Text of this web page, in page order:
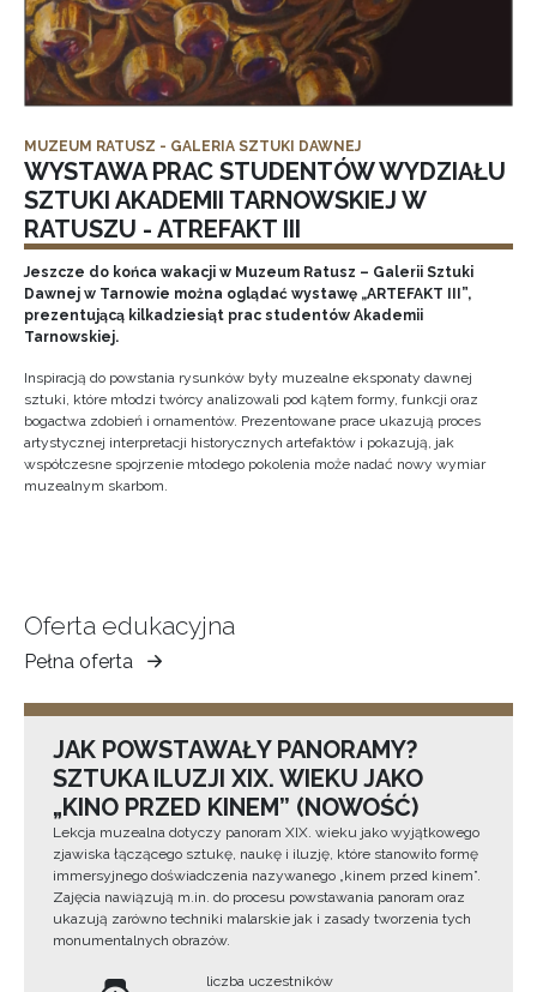
MUZEUM RATUSZ - GALERIA SZTUKI DAWNEJ
WYSTAWA PRAC STUDENTÓW WYDZIAŁU
SZTUKI AKADEMII TARNOWSKIEJ W
RATUSZU - ATREFAKT III
Jeszcze do końca wakacji w Muzeum Ratusz – Galerii Sztuki
Dawnej w Tarnowie można oglądać wystawę „ARTEFAKT III”,
prezentującą kilkadziesiąt prac studentów Akademii
Tarnowskiej.
Inspiracją do powstania rysunków były muzealne eksponaty dawnej
sztuki, które młodzi twórcy analizowali pod kątem formy, funkcji oraz
bogactwa zdobień i ornamentów. Prezentowane prace ukazują proces
artystycznej interpretacji historycznych artefaktów i pokazują, jak
współczesne spojrzenie młodego pokolenia może nadać nowy wymiar
muzealnym skarbom.
Oferta edukacyjna
Pełna oferta
Muzeum
Ziemi
JAK POWSTAWAŁY PANORAMY?
SZTUKA ILUZJI XIX. WIEKU JAKO
„KINO PRZED KINEM” (NOWOŚĆ)
Lekcja muzealna dotyczy panoram XIX. wieku jako wyjątkowego
zjawiska łączącego sztukę, naukę i iluzję, które stanowiło formę
immersyjnego doświadczenia nazywanego „kinem przed kinem”.
Zajęcia nawiązują m.in. do procesu powstawania panoram oraz
ukazują zarówno techniki malarskie jak i zasady tworzenia tych
monumentalnych obrazów.
liczba uczestników